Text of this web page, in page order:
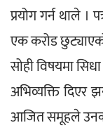
प्रयोग गर्न थाले ।
एक करोड छुट्याएको
सोही विषयमा
अभिव्यक्ति दिएर
आजित समूहले